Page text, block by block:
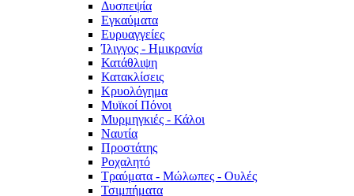
Δυσπεψία
Εγκαύματα
Ευρυαγγείες
Ίλιγγος - Ημικρανία
Κατάθλιψη
Κατακλίσεις
Κρυολόγημα
Μυϊκοί Πόνοι
Μυρμηγκιές - Κάλοι
Ναυτία
Προστάτης
Ροχαλητό
Τραύματα - Μώλωπες - Ουλές
Τσιμπήματα